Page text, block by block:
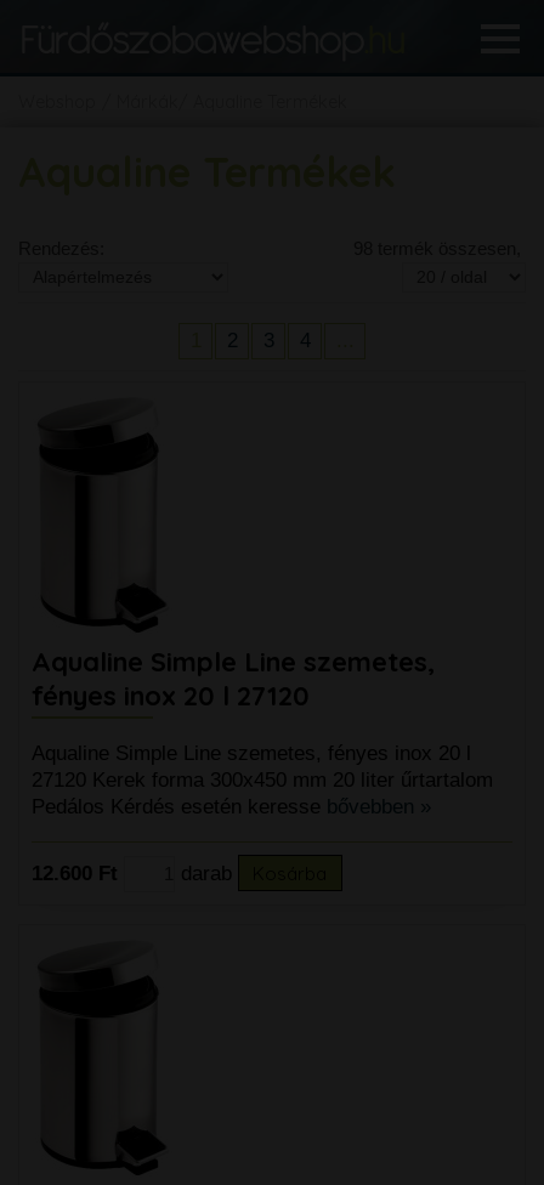
2 3 4
Aqualine Simple Line szemetes,
fényes inox 20 l 27120
Aqualine Simple Line szemetes, fényes inox 20 l
27120 Kerek forma 300x450 mm 20 liter űrtartalom
Pedálos Kérdés esetén keresse bővebben »
12.600 Ft darab